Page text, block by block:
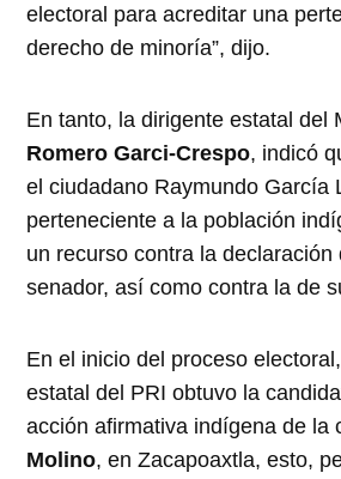
electoral para acreditar una
derecho de minoría”, dijo.
En tanto, la dirigente estatal del
Romero Garci-Crespo, indicó
el ciudadano Raymundo García
perteneciente a la población
un recurso contra la declaración
senador, así como contra la de
En el inicio del proceso
estatal del PRI obtuvo la
acción afirmativa indígena de la
Molino, en Zacapoaxtla, esto,